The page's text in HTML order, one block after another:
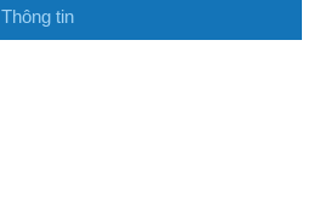
Thông tin